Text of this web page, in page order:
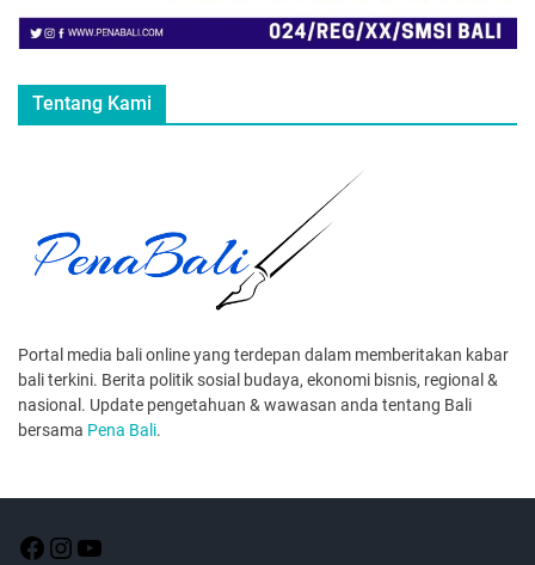
Tentang Kami
Portal media bali online yang terdepan dalam memberitakan kabar
bali terkini. Berita politik sosial budaya, ekonomi bisnis, regional &
nasional. Update pengetahuan & wawasan anda tentang Bali
bersama Pena Bali.